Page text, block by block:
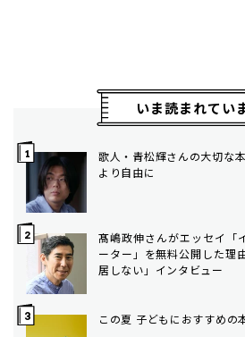
いま読まれてい
歌人・青松輝さんの大切な
より自由に
髙嶋政伸さんがエッセイ「
ーター」を無料公開した
居しない」インタビュー
この夏 子どもにおすすめの